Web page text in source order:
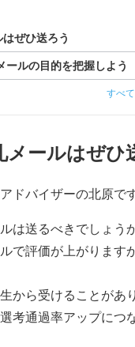
ぜひ送ろう
ールの目的を把握しよう
すべ
メールはぜひ
ドバイザーの北原です
は送るべきでしょう
で評価が上がります
から受けることがあ
考通過率アップにつ